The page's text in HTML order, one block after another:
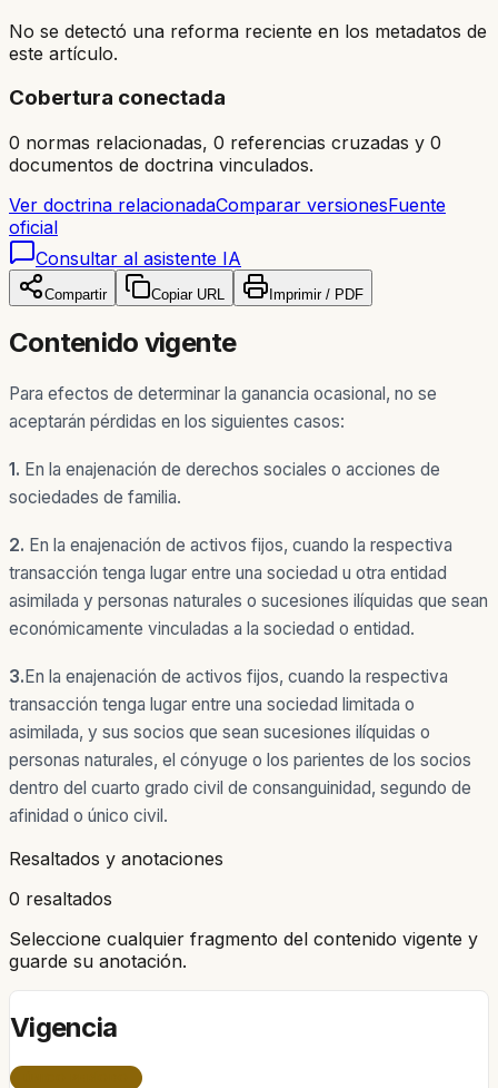
No se detectó una reforma reciente en los metadatos de
este artículo.
Cobertura conectada
0 normas relacionadas, 0 referencias cruzadas y 0
documentos de doctrina vinculados.
Ver doctrina relacionadaComparar versionesFuente
oficial
Consultar al asistente IA
Compartir Copiar URL Imprimir / PDF
Contenido vigente
Para efectos de determinar la ganancia ocasional, no se
aceptarán pérdidas en los siguientes casos:
1. En la enajenación de derechos sociales o acciones de
sociedades de familia.
2. En la enajenación de activos fijos, cuando la respectiva
transacción tenga lugar entre una sociedad u otra entidad
asimilada y personas naturales o sucesiones ilíquidas que sean
económicamente vinculadas a la sociedad o entidad.
3.En la enajenación de activos fijos, cuando la respectiva
transacción tenga lugar entre una sociedad limitada o
asimilada, y sus socios que sean sucesiones ilíquidas o
personas naturales, el cónyuge o los parientes de los socios
dentro del cuarto grado civil de consanguinidad, segundo de
afinidad o único civil.
Resaltados y anotaciones
0 resaltados
Seleccione cualquier fragmento del contenido vigente y
guarde su anotación.
Vigencia